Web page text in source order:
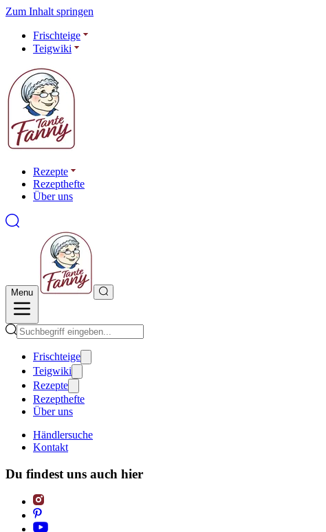
Zum Inhalt springen
Frischteige
Teigwiki
Rezepte
Rezepthefte
Über uns
Menu
Frischteige
Teigwiki
Rezepte
Rezepthefte
Über uns
Händlersuche
Kontakt
Du findest uns auch hier